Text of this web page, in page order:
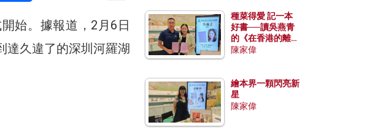
始。據報道，2月6日
達久違了的深圳河羅湖
種菜得愛 記一本
好書──讀吳燕青
的《在香港的離島
種菜》
陳家偉
繪本界一顆閃亮新
星
陳家偉